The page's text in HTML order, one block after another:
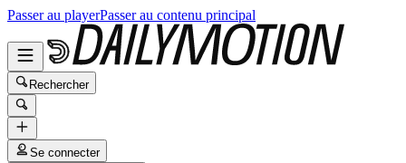
Passer au playerPasser au contenu principal
Rechercher
Se connecter